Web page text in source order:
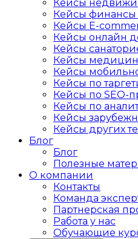
Кейсы
Кейсы
Кейсы E-
Кейсы онлайн
Кейсы
Кейсы
Кейсы
Кейсы по
Кейсы по SEO-
Кейсы по
Кейсы
Кейсы других
Блог
Блог
Полезные
О компании
Контакты
Команда
Партнерская
Работа у нас
Обучающие